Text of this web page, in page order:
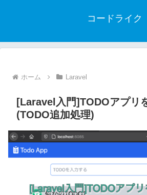
コードライク
ホーム Laravel
[Laravel入門]TODOアプリ
(TODO追加処理)